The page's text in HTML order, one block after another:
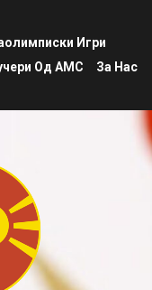
Игри
Од АМС За Нас